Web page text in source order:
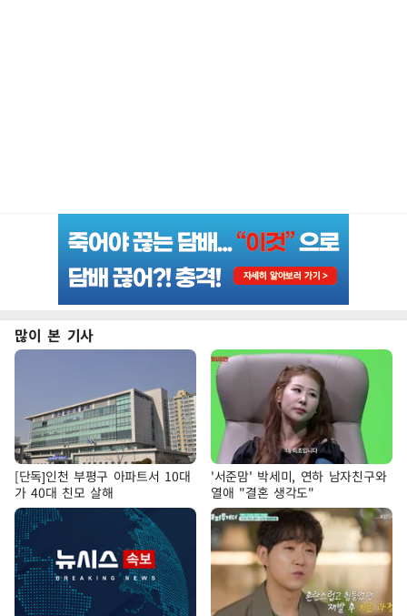
많이 본 기사
[단독]인천 부평구 아파트서 10대
가 40대 친모 살해
'서준맘' 박세미, 연하 남자친구와
열애 "결혼 생각도"